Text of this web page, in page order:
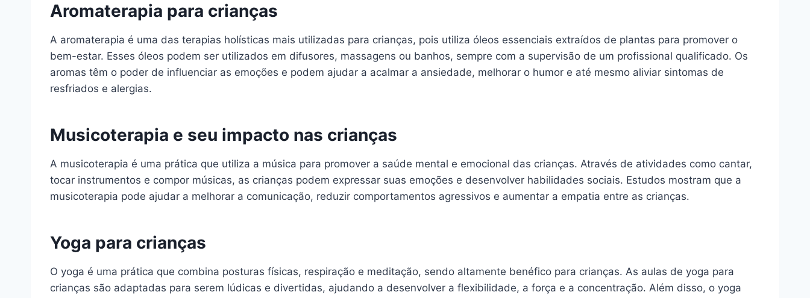
Aromaterapia para crianças
A aromaterapia é uma das terapias holísticas mais utilizadas para crianças, pois utiliza óleos essenciais extraídos de plantas para promover o
bem-estar. Esses óleos podem ser utilizados em difusores, massagens ou banhos, sempre com a supervisão de um profissional qualificado. Os
aromas têm o poder de influenciar as emoções e podem ajudar a acalmar a ansiedade, melhorar o humor e até mesmo aliviar sintomas de
resfriados e alergias.
Musicoterapia e seu impacto nas crianças
A musicoterapia é uma prática que utiliza a música para promover a saúde mental e emocional das crianças. Através de atividades como cantar,
tocar instrumentos e compor músicas, as crianças podem expressar suas emoções e desenvolver habilidades sociais. Estudos mostram que a
musicoterapia pode ajudar a melhorar a comunicação, reduzir comportamentos agressivos e aumentar a empatia entre as crianças.
Yoga para crianças
O yoga é uma prática que combina posturas físicas, respiração e meditação, sendo altamente benéfico para crianças. As aulas de yoga para
crianças são adaptadas para serem lúdicas e divertidas, ajudando a desenvolver a flexibilidade, a força e a concentração. Além disso, o yoga